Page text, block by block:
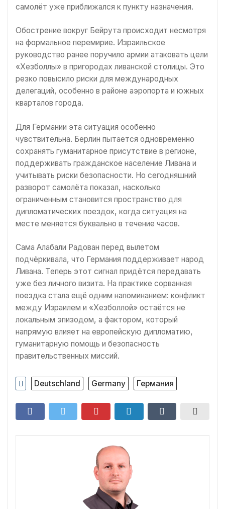
самолёт уже приближался к пункту назначения.
Обострение вокруг Бейрута происходит несмотря
на формальное перемирие. Израильское
руководство ранее поручило армии атаковать цели
«Хезболлы» в пригородах ливанской столицы. Это
резко повысило риски для международных
делегаций, особенно в районе аэропорта и южных
кварталов города.
Для Германии эта ситуация особенно
чувствительна. Берлин пытается одновременно
сохранять гуманитарное присутствие в регионе,
поддерживать гражданское население Ливана и
учитывать риски безопасности. Но сегодняшний
разворот самолёта показал, насколько
ограниченным становится пространство для
дипломатических поездок, когда ситуация на
месте меняется буквально в течение часов.
Сама Алабали Радован перед вылетом
подчёркивала, что Германия поддерживает народ
Ливана. Теперь этот сигнал придётся передавать
уже без личного визита. На практике сорванная
поездка стала ещё одним напоминанием: конфликт
между Израилем и «Хезболлой» остаётся не
локальным эпизодом, а фактором, который
напрямую влияет на европейскую дипломатию,
гуманитарную помощь и безопасность
правительственных миссий.
Deutschland Germany Германия